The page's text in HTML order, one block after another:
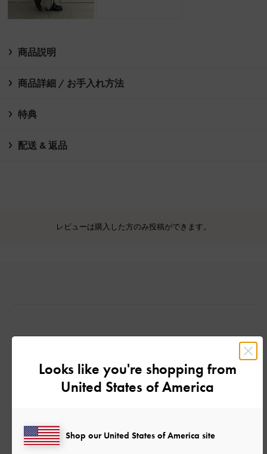
商品説明
商品詳細 / お手入れ方法
特典
配送 & 返品
レビューは購入した方のみ投稿ができます。
カスタマーレビュー
ご感想をお聞かせください
Looks like you're shopping from
United States of America
Shop our United States of America site